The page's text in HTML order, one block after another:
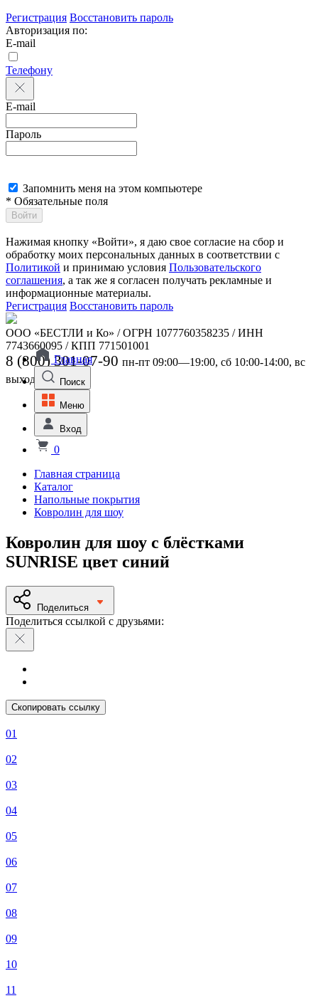
Регистрация Восстановить пароль
Авторизация по:
E-mail
Телефону
E-mail
Пароль
Запомнить меня на этом компьютере
* Обязательные поля
Войти
Нажимая кнопку «Войти», я даю свое согласие на сбор и
обработку моих персональных данных в соответствии с
Политикой и принимаю условия Пользовательского
соглашения, а так же я согласен получать рекламные и
информационные материалы.
Регистрация Восстановить пароль
ООО «БЕСТЛИ и Ко» / ОГРН 1077760358235 / ИНН
7743660095 / КПП 771501001
8 (800) 301-07-90 пн-пт 09:00—19:00, сб 10:00-14:00, вс
выходной
Главная
Поиск
Меню
Вход
0
Главная страница
Каталог
Напольные покрытия
Ковролин для шоу
Ковролин для шоу с блёстками
SUNRISE цвет синий
Поделиться
Поделиться ссылкой с друзьями:
Скопировать ссылку
01
02
03
04
05
06
07
08
09
10
11